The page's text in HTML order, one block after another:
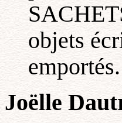
objets
emportés.
Joëlle